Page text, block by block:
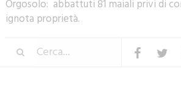
Orgosolo: abbattuti 81 maiali privi di
ignota proprietà.